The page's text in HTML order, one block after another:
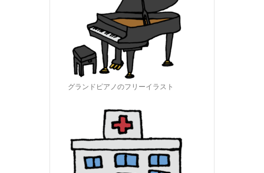
グランドピアノのフリーイラスト